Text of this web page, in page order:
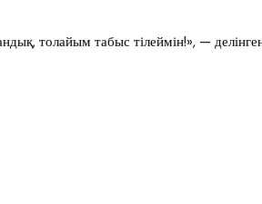
толайым табыс тілей­мін!», —